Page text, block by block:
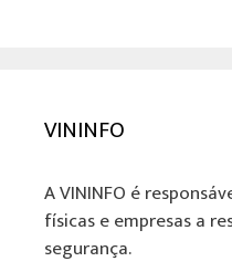
VININFO
A VININFO é
físicas e empresas a
segurança.